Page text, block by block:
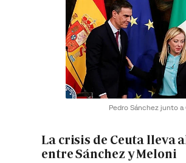
Pedro Sánchez junto a
La crisis de Ceuta lleva
entre Sánchez y Meloni